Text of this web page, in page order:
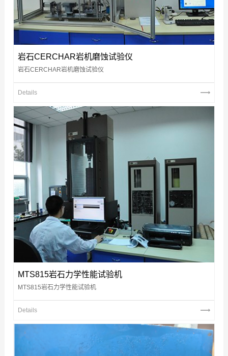
岩石CERCHAR岩机磨蚀试验仪
岩石CERCHAR岩机磨蚀试验仪
Details
MTS815岩石力学性能试验机
MTS815岩石力学性能试验机
Details